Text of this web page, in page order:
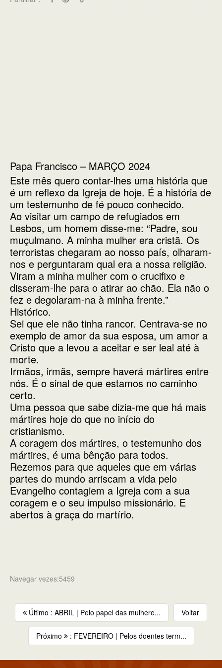
Papa Francisco – MARÇO 2024
Este mês quero contar-lhes uma história que
é um reflexo da Igreja de hoje. É a história de
um testemunho de fé pouco conhecido.
Ao visitar um campo de refugiados em
Lesbos, um homem disse-me: “Padre, sou
muçulmano. A minha mulher era cristã. Os
terroristas chegaram ao nosso país, olharam-
nos e perguntaram qual era a nossa religião.
Viram a minha mulher com o crucifixo e
disseram-lhe para o atirar ao chão. Ela não o
fez e degolaram-na à minha frente.”
Histórico.
Sei que ele não tinha rancor. Centrava-se no
exemplo de amor da sua esposa, um amor a
Cristo que a levou a aceitar e ser leal até à
morte.
Irmãos, irmãs, sempre haverá mártires entre
nós. É o sinal de que estamos no caminho
certo.
Uma pessoa que sabe dizia-me que há mais
mártires hoje do que no início do
cristianismo.
A coragem dos mártires, o testemunho dos
mártires, é uma bênção para todos.
Rezemos para que aqueles que em várias
partes do mundo arriscam a vida pelo
Evangelho contagiem a Igreja com a sua
coragem e o seu impulso missionário. E
abertos à graça do martírio.
Navegar vezes:5459
Último : ABRIL | Pelo papel das mulhere... Voltar
Próximo : FEVEREIRO | Pelos doentes term...